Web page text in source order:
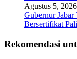
Agustus 5, 2026
Gubernur
Bersertifikat
Rekomendasi